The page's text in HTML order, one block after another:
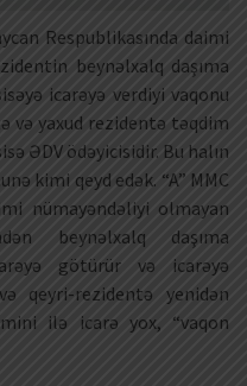
Respublikasında daimi
beynəlxalq daşıma
icarəyə verdiyi vaqonu
və yaxud rezidentə təqdim
ƏDV ödəyicisidir. Bu halın
kimi qeyd edək. “A” MMC
nümayəndəliyi olmayan
beynəlxalq daşıma
götürür və icarəyə
qeyri-rezidentə yenidən
ilə icarə yox, “vaqon